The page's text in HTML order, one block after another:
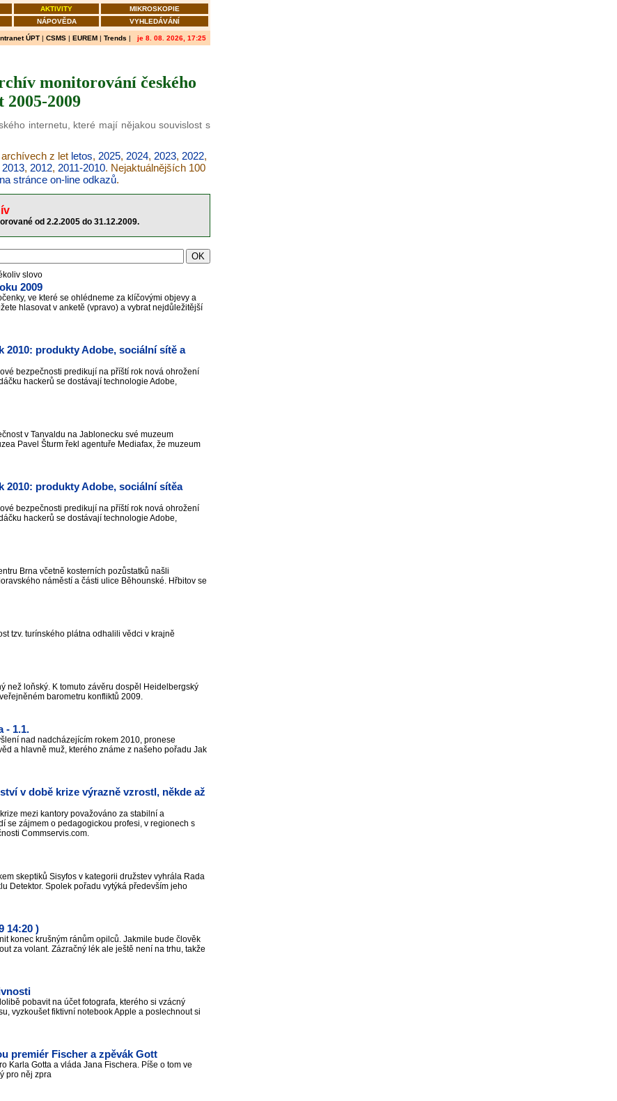
AKTIVITY
MIKROSKOPIE
NÁPOVĚDA VYHLEDÁVÁNÍ
ÚPT | CSMS | EUREM | Trends | je 8. 08. 2026, 17:25
monitorování českého
2009
internetu, které mají nějakou souvislost s
z let letos, 2025, 2024, 2023, 2022,
2013, 2012, 2011-2010. Nejaktuálnějších 100
na stránce on-line odkazů.
od 2.2.2005 do 31.12.2009.
slovo
2009
ve které se ohlédneme za klíčovými objevy a
hlasovat v anketě (vpravo) a vybrat nejdůležitější
2010: produkty Adobe, sociální sítě a
bezpečnosti predikují na příští rok nová ohrožení
hackerů se dostávají technologie Adobe,
v Tanvaldu na Jablonecku své muzeum
Pavel Šturm řekl agentuře Mediafax, že muzeum
2010: produkty Adobe, sociální sítěa
bezpečnosti predikují na příští rok nová ohrožení
hackerů se dostávají technologie Adobe,
Brna včetně kosterních pozůstatků našli
náměstí a části ulice Běhounské. Hřbitov se
tzv. turínského plátna odhalili vědci v krajně
než loňský. K tomuto závěru dospěl Heidelbergský
barometru konfliktů 2009.
- 1.1.
nad nadcházejícím rokem 2010, pronese
a hlavně muž, kterého známe z našeho pořadu Jak
v době krize výrazně vzrostl, někde až
mezi kantory považováno za stabilní a
se zájmem o pedagogickou profesi, v regionech s
Commservis.com.
skeptiků Sisyfos v kategorii družstev vyhrála Rada
Detektor. Spolek pořadu vytýká především jeho
14:20 )
konec krušným ránům opilců. Jakmile bude člověk
za volant. Zázračný lék ale ještě není na trhu, takže
pobavit na účet fotografa, kterého si vzácný
vyzkoušet fiktivní notebook Apple a poslechnout si
premiér Fischer a zpěvák Gott
Karla Gotta a vláda Jana Fischera. Píše o tom ve
pro něj zpra